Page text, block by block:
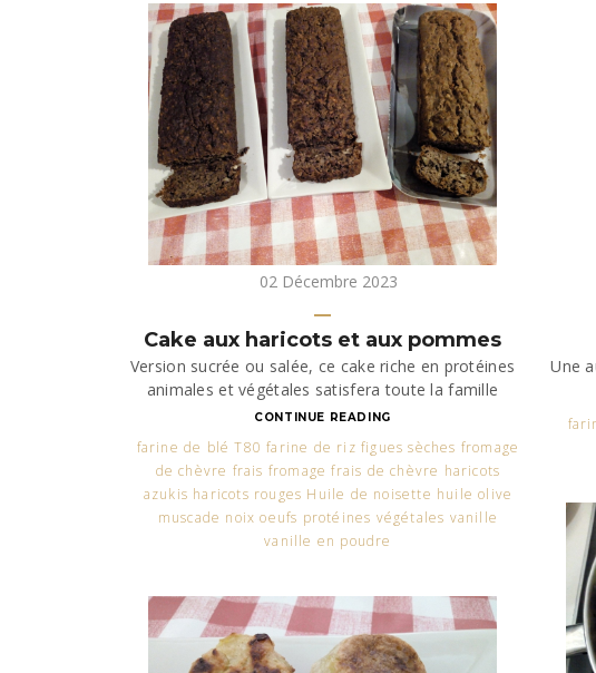
02 Décembre 2023
Cake aux haricots et aux pommes
Version sucrée ou salée, ce cake riche en protéines
animales et végétales satisfera toute la famille
CONTINUE READING
farine de blé T80 farine de riz figues sèches fromage
de chèvre frais fromage frais de chèvre haricots
azukis haricots rouges Huile de noisette huile olive
muscade noix oeufs protéines végétales vanille
vanille en poudre
Une